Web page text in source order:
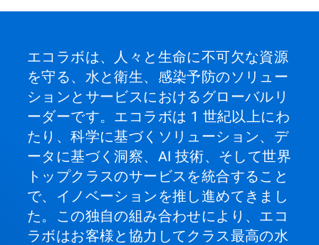
エコラボは、人々と生命に不可欠な資源
を守る、水と衛生、感染予防のソリュー
ションとサービスにおけるグローバルリ
ーダーです。エコラボは 1 世紀以上にわ
たり、科学に基づくソリューション、デ
ータに基づく洞察、AI 技術、そして世界
トップクラスのサービスを統合すること
で、イノベーションを推し進めてきまし
た。この独自の組み合わせにより、エコ
ラボはお客様と協力してクラス最高の水